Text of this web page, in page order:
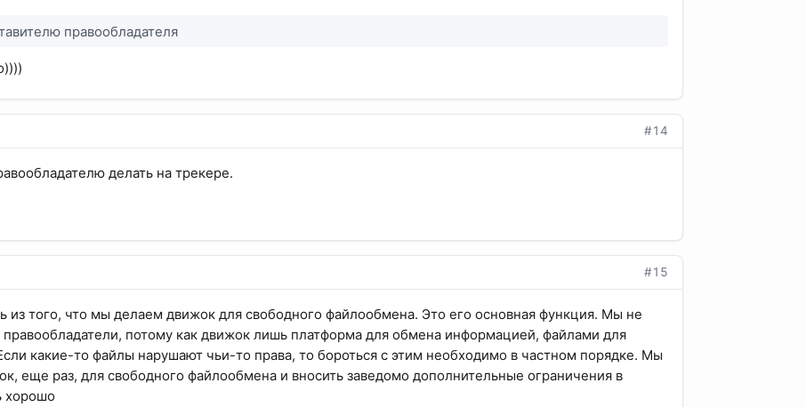
правообладателя
#14
делать на трекере.
#15
из того, что мы делаем движок для свободного файлообмена. Это его основная функция. Мы не
правообладатели, потому как движок лишь платформа для обмена информацией, файлами для
какие-то файлы нарушают чьи-то права, то бороться с этим необходимо в частном порядке. Мы
еще раз, для свободного файлообмена и вносить заведомо дополнительные ограничения в
хорошо